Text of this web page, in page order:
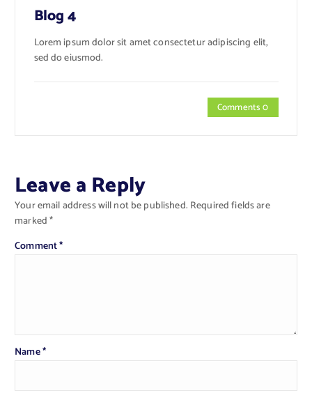
Blog 4
Lorem ipsum dolor sit amet consectetur adipiscing elit,
sed do eiusmod.
Comments 0
Leave a Reply
Your email address will not be published. Required fields are
marked*
Comment*
Name*